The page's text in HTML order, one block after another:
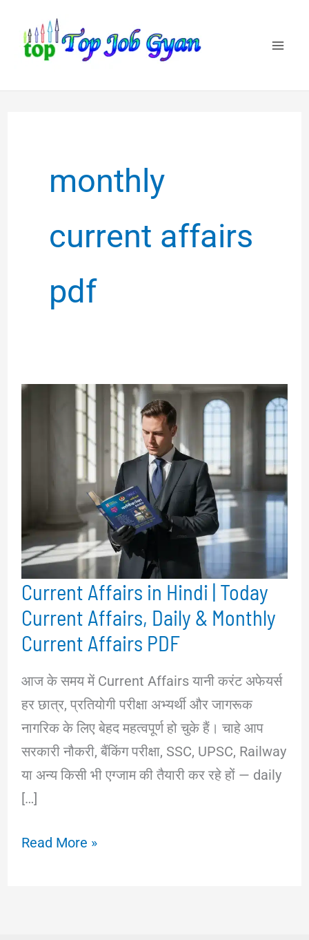
content
monthly
current affairs
pdf
Current Affairs in Hindi | Today
Current Affairs, Daily & Monthly
Current Affairs PDF
आज के समय में Current Affairs यानी करंट अफेयर्स
हर छात्र, प्रतियोगी परीक्षा अभ्यर्थी और जागरूक
नागरिक के लिए बेहद महत्वपूर्ण हो चुके हैं। चाहे आप
सरकारी नौकरी, बैंकिंग परीक्षा, SSC, UPSC, Railway
या अन्य किसी भी एग्जाम की तैयारी कर रहे हों — daily
[…]
Current
Read More »